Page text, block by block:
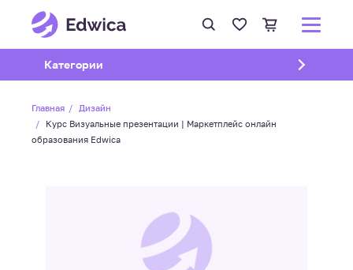
Открыть подменю
Категории
Главная
Дизайн
Курс Визуальные презентации | Маркетплейс онлайн
образования Edwica